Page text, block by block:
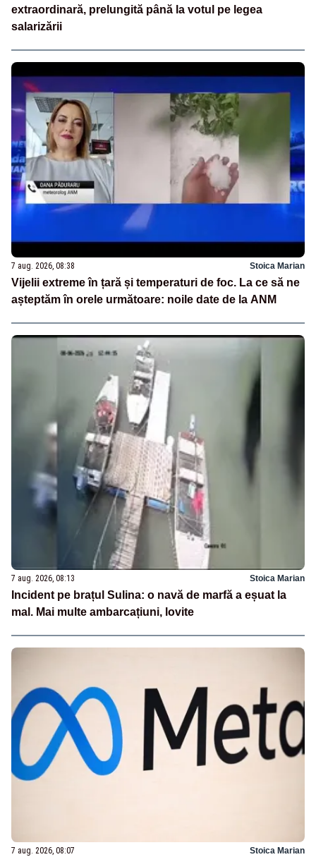
extraordinară, prelungită până la votul pe legea
salarizării
7 aug. 2026, 08:38 Stoica Marian
Vijelii extreme în țară și temperaturi de foc. La ce să ne
așteptăm în orele următoare: noile date de la ANM
7 aug. 2026, 08:13 Stoica Marian
Incident pe brațul Sulina: o navă de marfă a eșuat la
mal. Mai multe ambarcațiuni, lovite
7 aug. 2026, 08:07 Stoica Marian